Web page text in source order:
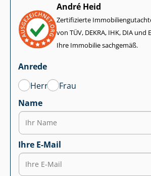
André Heid
Zertifizierte
von TÜV, DEKRA, IHK, DIA und
Ihre Immobilie sachgemäß.
Anrede
Herr
Frau
Name
Ihre E-Mail